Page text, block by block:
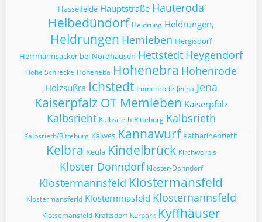
Hasselfelde Hauptstraße Hauteroda
Helbedündorf Heldrung Heldrungen,
Heldrungen Hemleben Hergisdorf
Herrmannsacker bei Nordhausen Hettstedt Heygendorf
Hohe Schrecke Hoheneba Hohenebra Hohenrode
Holzsußra Ichstedt Immenrode Jecha Jena
Kaiserpfalz OT Memleben Kaiserpfalz
Kalbsrieht Kalbsrieth-Ritteburg Kalbsrieth
Kalbsrieth/Ritteburg Kalwes Kannawurf Katharinenrieth
Kelbra Keula Kindelbrück Kirchworbis
Kloster Donndorf Kloster-Donndorf
Klostermannsfeld Klostermansfeld
Klostermansferld Klostermnasfeld Klosternannsfeld
Klotsemansfeld Kraftsdorf Kurpark Kyffhäuser